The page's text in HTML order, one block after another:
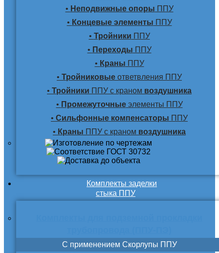
• Неподвижные опоры ППУ
• Концевые элементы ППУ
• Тройники ППУ
• Переходы ППУ
• Краны ППУ
• Тройниковые ответвления ППУ
• Тройники ППУ с краном воздушника
• Промежуточныеэлементы ППУ
• Сильфонные компенсаторы ППУ
• Краны ППУ с краном воздушника
Комплекты заделки
стыка ППУ
С применением Скорлупы ППУ